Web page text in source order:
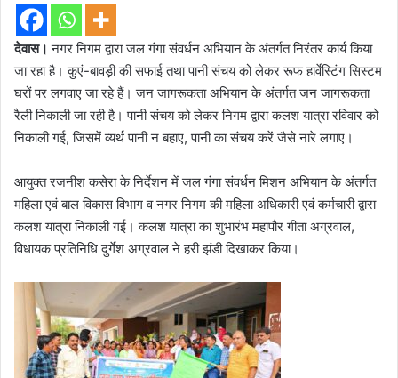
देवास। नगर निगम द्वारा जल गंगा संवर्धन अभियान के अंतर्गत निरंतर कार्य किया
जा रहा है। कुएं-बावड़ी की सफाई तथा पानी संचय को लेकर रूफ हार्वेस्टिंग सिस्टम
घरों पर लगवाए जा रहे हैं। जन जागरूकता अभियान के अंतर्गत जन जागरूकता
रैली निकाली जा रही है। पानी संचय को लेकर निगम द्वारा कलश यात्रा रविवार को
निकाली गई, जिसमें व्यर्थ पानी न बहाए, पानी का संचय करें जैसे नारे लगाए।
आयुक्त रजनीश कसेरा के निर्देशन में जल गंगा संवर्धन मिशन अभियान के अंतर्गत
महिला एवं बाल विकास विभाग व नगर निगम की महिला अधिकारी एवं कर्मचारी द्वारा
कलश यात्रा निकाली गई। कलश यात्रा का शुभारंभ महापौर गीता अग्रवाल,
विधायक प्रतिनिधि दुर्गेश अग्रवाल ने हरी झंडी दिखाकर किया।